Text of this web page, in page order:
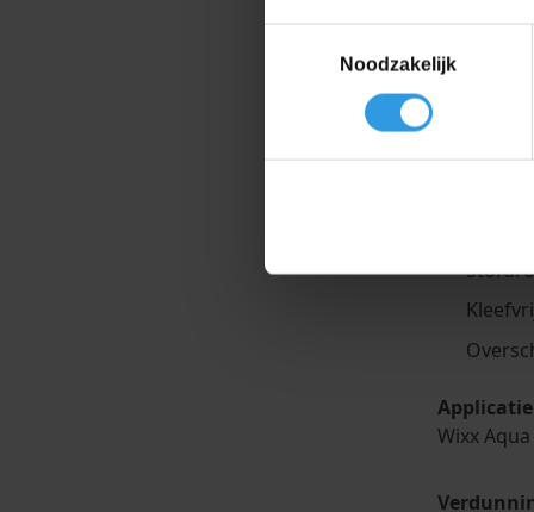
Noodzakelijk
Applicatie
Wixx